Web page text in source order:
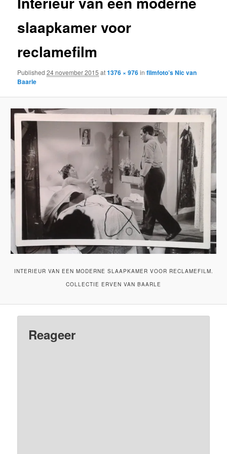
slaapkamer voor
reclamefilm
Published24 november 2015 at1376 × 976infilmfoto’s Nic van
Baarle
INTERIEUR VAN EEN MODERNE SLAAPKAMER VOOR RECLAMEFILM.
COLLECTIE ERVEN VAN BAARLE
Reageer